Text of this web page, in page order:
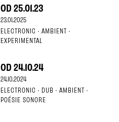
OD 25.01.23
23.01.2025
ELECTRONIC · AMBIENT ·
EXPERIMENTAL
OD 24.10.24
24.10.2024
ELECTRONIC · DUB · AMBIENT ·
POÉSIE SONORE